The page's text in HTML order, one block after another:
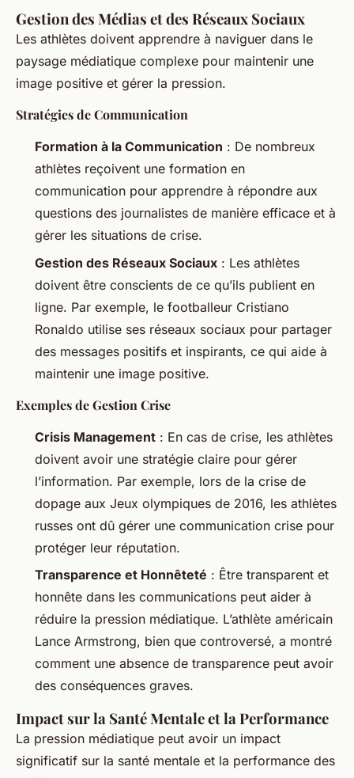
Gestion des Médias et des Réseaux Sociaux
Les athlètes doivent apprendre à naviguer dans le
paysage médiatique complexe pour maintenir une
image positive et gérer la pression.
Stratégies de Communication
Formation à la Communication : De nombreux
athlètes reçoivent une formation en
communication pour apprendre à répondre aux
questions des journalistes de manière efficace et à
gérer les situations de crise.
Gestion des Réseaux Sociaux : Les athlètes
doivent être conscients de ce qu’ils publient en
ligne. Par exemple, le footballeur Cristiano
Ronaldo utilise ses réseaux sociaux pour partager
des messages positifs et inspirants, ce qui aide à
maintenir une image positive.
Exemples de Gestion Crise
Crisis Management : En cas de crise, les athlètes
doivent avoir une stratégie claire pour gérer
l’information. Par exemple, lors de la crise de
dopage aux Jeux olympiques de 2016, les athlètes
russes ont dû gérer une communication crise pour
protéger leur réputation.
Transparence et Honnêteté : Être transparent et
honnête dans les communications peut aider à
réduire la pression médiatique. L’athlète américain
Lance Armstrong, bien que controversé, a montré
comment une absence de transparence peut avoir
des conséquences graves.
Impact sur la Santé Mentale et la Performance
La pression médiatique peut avoir un impact
significatif sur la santé mentale et la performance des